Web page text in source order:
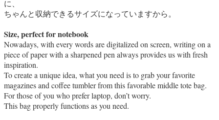
に、
ちゃんと収納できるサイズになっていますから。
Size, perfect for notebook
Nowadays, with every words are digitalized on screen, writing on a
piece of paper with a sharpened pen always provides us with fresh
inspiration.
To create a unique idea, what you need is to grab your favorite
magazines and coffee tumbler from this favorable middle tote bag.
For those of you who prefer laptop, don’t worry.
This bag properly functions as you need.